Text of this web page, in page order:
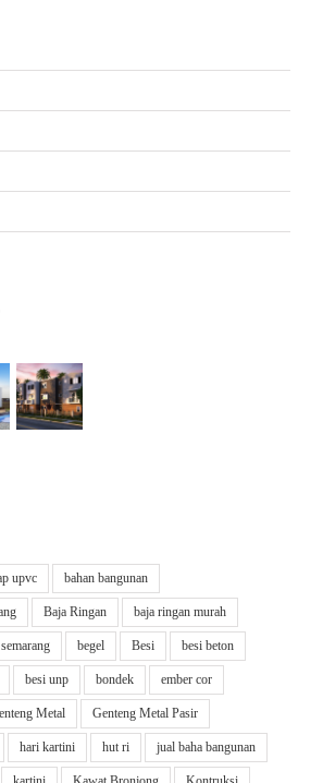
upvc bahan bangunan
Baja Ringan baja ringan murah
begel Besi besi beton
besi unp bondek ember cor
Metal Genteng Metal Pasir
hari kartini hut ri jual baha bangunan